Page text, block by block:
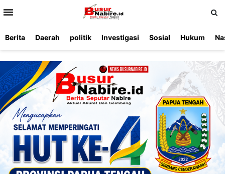
Berita Daerah politik Investigasi Sosial Hukum